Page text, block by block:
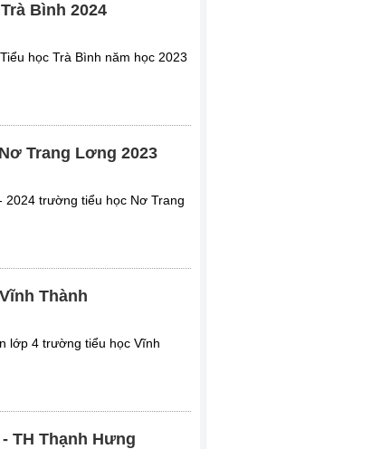
Bình 2024
học Trà Bình năm học 2023
Trang Lơng 2023
trường tiểu học Nơ Trang
Thành
lớp 4 trường tiểu học Vĩnh
TH Thạnh Hưng